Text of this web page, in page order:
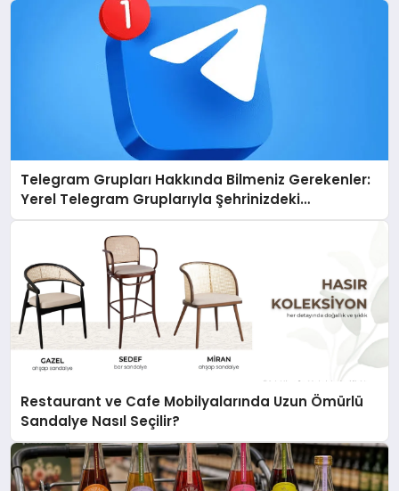
Telegram Grupları Hakkında Bilmeniz Gerekenler:
Yerel Telegram Gruplarıyla Şehrinizdeki
Topluluklara Ulaşın
Restaurant ve Cafe Mobilyalarında Uzun Ömürlü
Sandalye Nasıl Seçilir?